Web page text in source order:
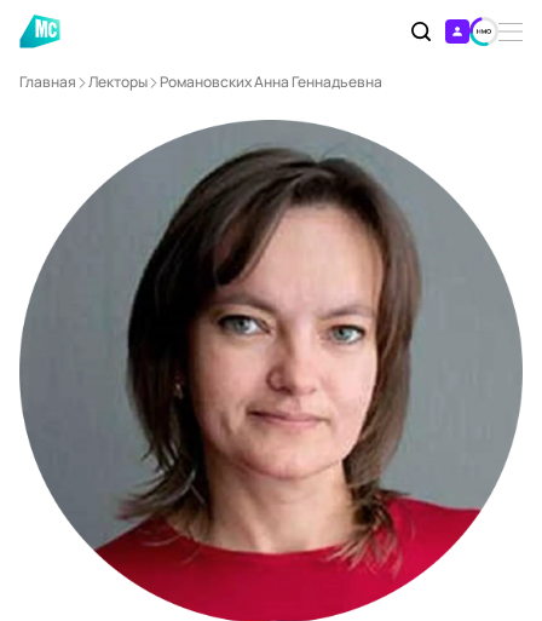
Главная Лекторы Романовских Анна Геннадьевна